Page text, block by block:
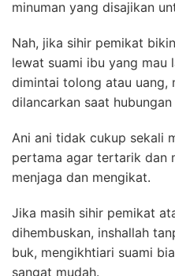
minuman yang disajikan
Nah, jika sihir pemikat
lewat suami ibu yang mau
dimintai tolong atau uang,
dilancarkan saat hubungan
Ani ani tidak cukup sekali
pertama agar tertarik dan
menjaga dan mengikat.
Jika masih sihir pemikat
dihembuskan, inshallah
buk, mengikhtiari suami
sangat mudah.